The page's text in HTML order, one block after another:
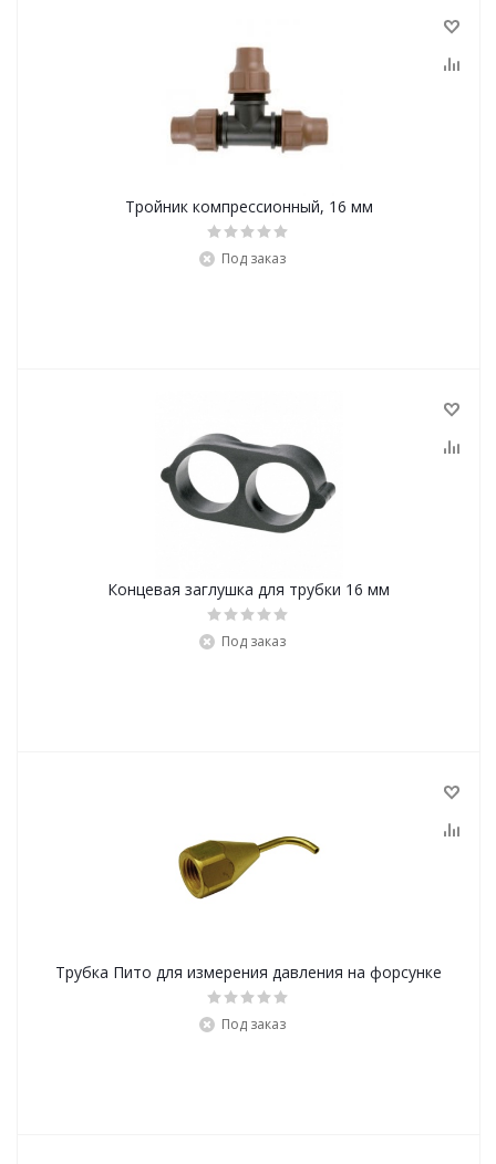
Тройник компрессионный, 16 мм
Под заказ
Концевая заглушка для трубки 16 мм
Под заказ
Трубка Пито для измерения давления на форсунке
Под заказ